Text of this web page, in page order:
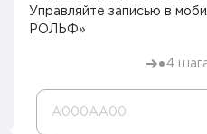
Управляйте записью в
РОЛЬФ»
4
А000AA00